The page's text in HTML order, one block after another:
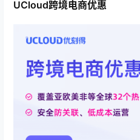
UCloud跨境电商优惠